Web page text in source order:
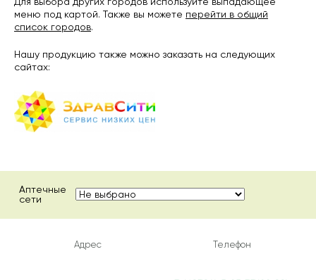
Для выбора других городов используйте выпадающее
меню под картой. Также вы можете перейти в общий
список городов.
Нашу продукцию также можно заказать на следующих
сайтах:
Аптечные
сети
Адрес Телефон